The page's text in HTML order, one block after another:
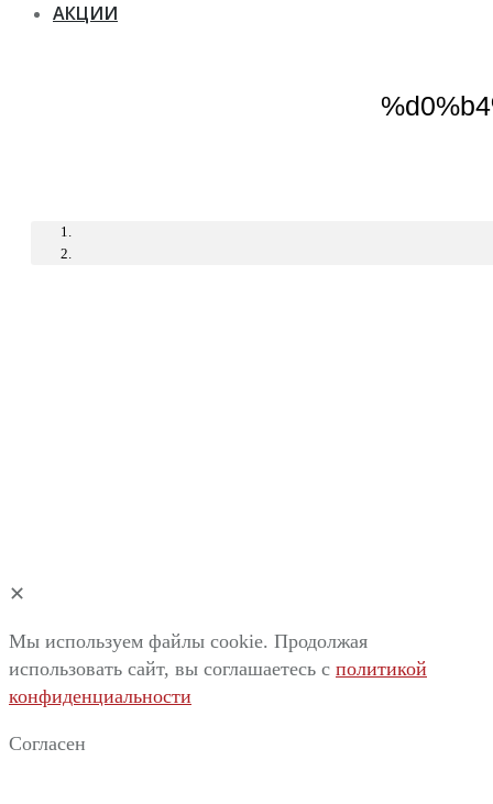
АКЦИИ
✕
Мы используем файлы cookie. Продолжая
использовать сайт, вы соглашаетесь c политикой
конфиденциальности
Согласен